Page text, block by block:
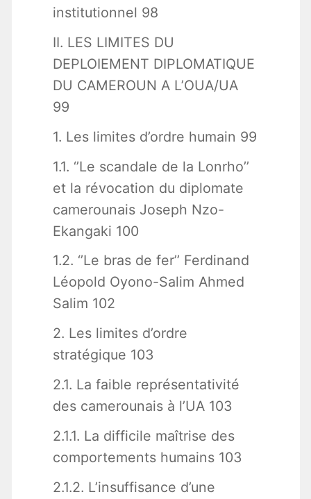
institutionnel 98
II. LES LIMITES DU
DEPLOIEMENT DIPLOMATIQUE
DU CAMEROUN A L’OUA/UA
99
1. Les limites d’ordre humain 99
1.1. ‘’Le scandale de la Lonrho’’
et la révocation du diplomate
camerounais Joseph Nzo-
Ekangaki 100
1.2. ‘’Le bras de fer’’ Ferdinand
Léopold Oyono-Salim Ahmed
Salim 102
2. Les limites d’ordre
stratégique 103
2.1. La faible représentativité
des camerounais à l’UA 103
2.1.1. La difficile maîtrise des
comportements humains 103
2.1.2. L’insuffisance d’une